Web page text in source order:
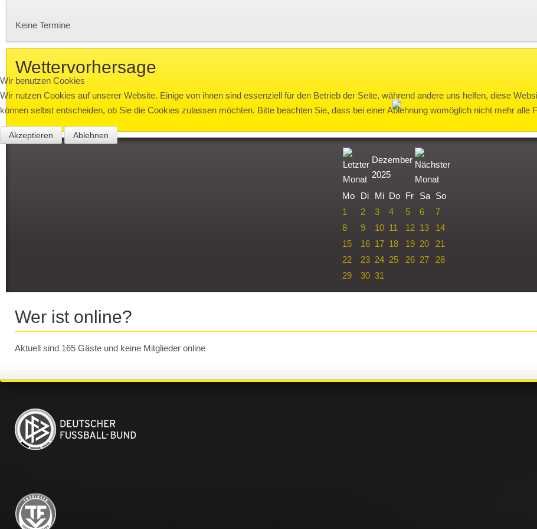
Keine Termine
Wettervorhersage
Dezember
2025
Mo Di Mi Do Fr Sa So
1
2 3 4 5 6
7
8
9 10 11 12 13
14
15
16 17 18 19 20
21
22
23 24 25 26 27
28
29
30 31
Wer ist online?
Aktuell sind 165 Gäste und keine Mitglieder online
Wir benutzen Cookies
Wir nutzen Cookies auf unserer Website. Einige von ihnen sind essenziell für den Betrieb der Seite, während andere uns helfen, diese
können selbst entscheiden, ob Sie die Cookies zulassen möchten. Bitte beachten Sie, dass bei einer Ablehnung womöglich nicht mehr alle
Akzeptieren Ablehnen